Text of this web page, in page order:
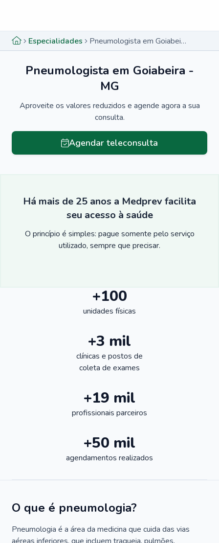
Especialidades Pneumologista em Goiabeira - MG
Pneumologista em Goiabeira -
MG
Aproveite os valores reduzidos e agende agora a sua
consulta.
Agendar teleconsulta
Há mais de 25 anos a Medprev facilita
seu acesso à saúde
O princípio é simples: pague somente pelo serviço
utilizado, sempre que precisar.
+100
unidades físicas
+3 mil
clínicas e postos de
coleta de exames
+19 mil
profissionais parceiros
+50 mil
agendamentos realizados
O que é pneumologia?
Pneumologia é a área da medicina que cuida das vias